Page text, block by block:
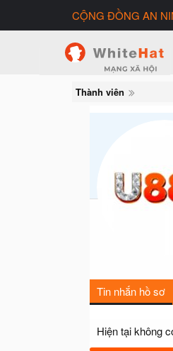
CỘNG ĐỒNG AN
Thành viên
Tin nhắn hồ sơ
Hiện tại không